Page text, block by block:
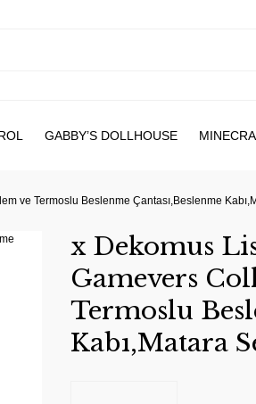
GABBY’S DOLLHOUSE
ve Termoslu Beslenme Çantası,Beslenme
x Dekomus
Gamevers
Termoslu
Kabı,Matara